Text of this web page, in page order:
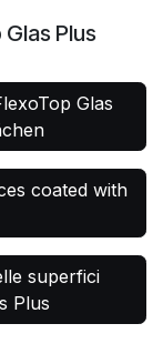
Plus
Glas
coated with
superfici
Plus